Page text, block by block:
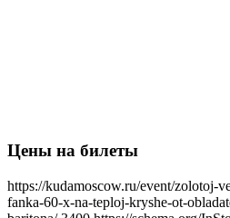
Цены на билеты
https://kudamoscow.ru/event/zolotoj-
fanka-60-x-na-teploj-kryshe-ot-